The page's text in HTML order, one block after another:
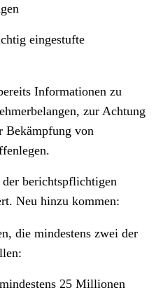
eingestufte
Informationen zu
zur Achtung
Bekämpfung von
berichtspflichtigen
Neu hinzu kommen:
die mindestens zwei der
25 Millionen